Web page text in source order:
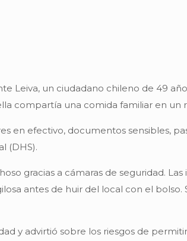
Leiva, un ciudadano chileno de 49
compartía una comida familiar en un
en efectivo, documentos sensibles,
(DHS).
gracias a cámaras de seguridad.
antes de huir del local con el
y advirtió sobre los riesgos de